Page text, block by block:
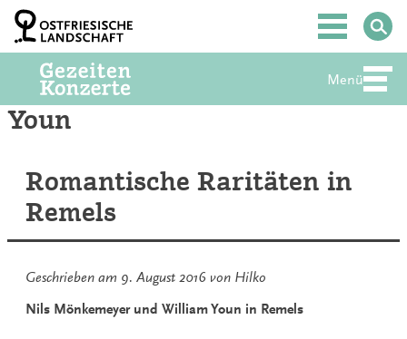
Zum
Inhalt
springen
Hauptmenü
Menü
Youn
Romantische Raritäten in
Remels
Geschrieben am 9. August 2016 von Hilko
Nils Mönkemeyer und William Youn in Remels